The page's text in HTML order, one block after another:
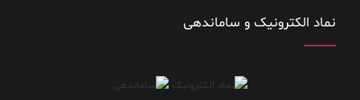
نماد الکترونیک و ساماندهی